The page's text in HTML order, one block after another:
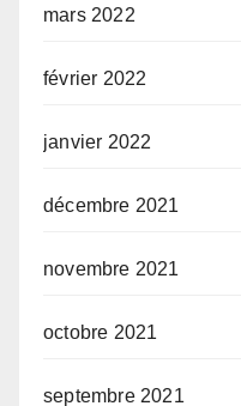
mars 2022
février 2022
janvier 2022
décembre 2021
novembre 2021
octobre 2021
septembre 2021